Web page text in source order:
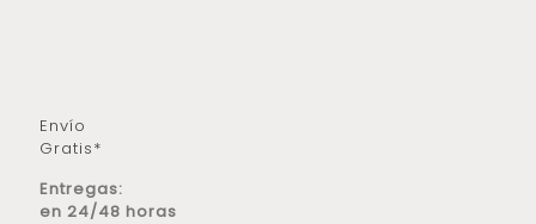
Envío
Gratis*
Entregas:
en 24/48 horas